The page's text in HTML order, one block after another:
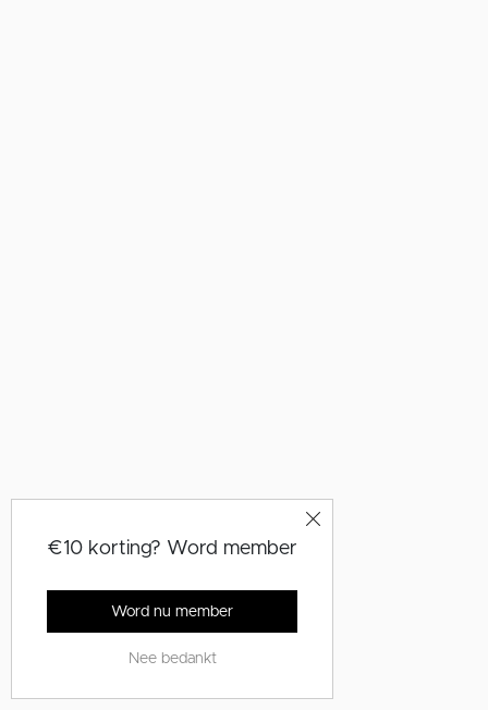
€10 korting? Word member
Word nu member
Nee bedankt